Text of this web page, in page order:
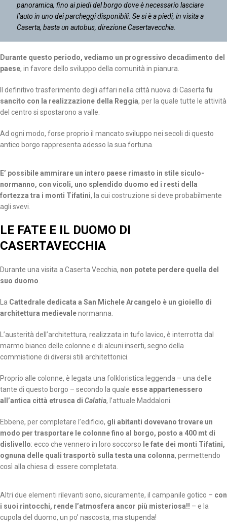
panoramica, fino ai piedi del borgo dove è necessario lasciare
l’auto in uno dei parcheggi disponibili. Se si è a piedi, in visita a
Caserta, basta un autobus, direzione Casertavecchia.
Durante questo periodo, vediamo un progressivo decadimento del
paese, in favore dello sviluppo della comunità in pianura.
Il definitivo trasferimento degli affari nella città nuova di Caserta fu
sancito con la realizzazione della Reggia, per la quale tutte le attività
del centro si spostarono a valle.
Ad ogni modo, forse proprio il mancato sviluppo nei secoli di questo
antico borgo rappresenta adesso la sua fortuna.
E’ possibile ammirare un intero paese rimasto in stile siculo-
normanno, con vicoli, uno splendido duomo ed i resti della
fortezza tra i monti Tifatini, la cui costruzione si deve probabilmente
agli svevi.
LE FATE E IL DUOMO DI
CASERTAVECCHIA
Durante una visita a Caserta Vecchia, non potete perdere quella del
suo duomo.
La Cattedrale dedicata a San Michele Arcangelo è un gioiello di
architettura medievalenormanna.
L’austerità dell’architettura, realizzata in tufo lavico, è interrotta dal
marmo bianco delle colonne e di alcuni inserti, segno della
commistione di diversi stili architettonici.
Proprio alle colonne, è legata una folkloristica leggenda – una delle
tante di questo borgo – secondo la quale esse appartenessero
all’antica città etrusca di Calatia, l’attuale Maddaloni.
Ebbene, per completare l’edificio, gli abitanti dovevano trovare un
modo per trasportare le colonne fino al borgo, posto a 400 mt di
dislivello: ecco che vennero in loro soccorso le fate dei monti Tifatini,
ognuna delle quali trasportò sulla testa una colonna, permettendo
così alla chiesa di essere completata.
Altri due elementi rilevanti sono, sicuramente, il campanile gotico – con
i suoi rintocchi, rende l’atmosfera ancor più misteriosa!! – e la
cupola del duomo, un po’ nascosta, ma stupenda!